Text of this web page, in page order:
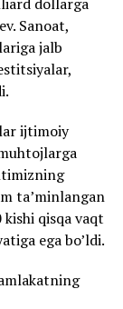
Sanoat,
jalb
ijtimoiy
ta’minlangan
qisqa vaqt
ega bo’ldi.